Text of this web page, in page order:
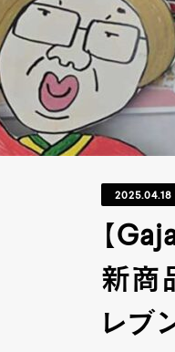
2025.04.18
【
新商
レブ